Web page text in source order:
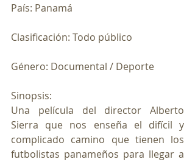
País: Panamá
Clasificación: Todo público
Género: Documental / Deporte
Sinopsis:
Una película del director Alberto
Sierra que nos enseña el difícil y
complicado camino que tienen los
futbolistas panameños para llegar a